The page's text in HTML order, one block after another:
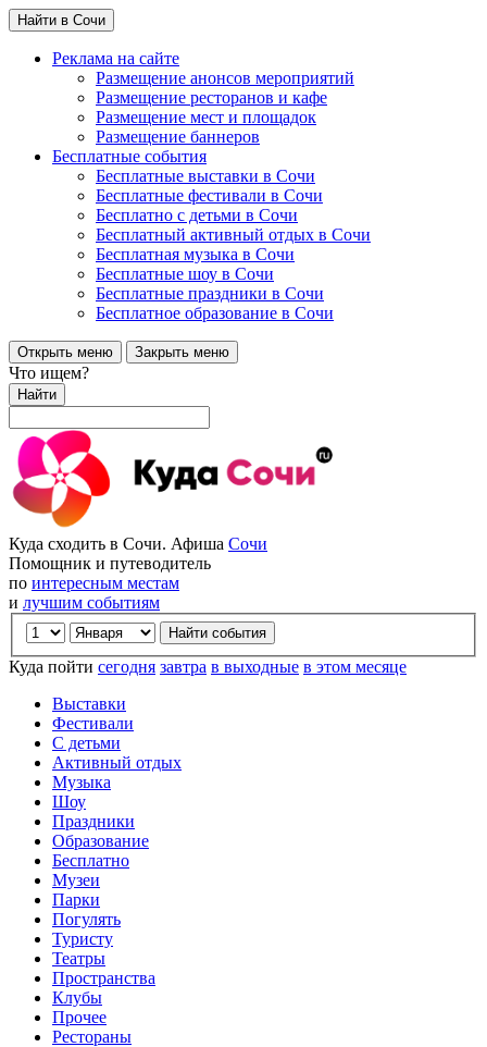
Найти в Сочи
Реклама на сайте
Размещение анонсов мероприятий
Размещение ресторанов и кафе
Размещение мест и площадок
Размещение баннеров
Бесплатные события
Бесплатные выставки в Сочи
Бесплатные фестивали в Сочи
Бесплатно с детьми в Сочи
Бесплатный активный отдых в Сочи
Бесплатная музыка в Сочи
Бесплатные шоу в Сочи
Бесплатные праздники в Сочи
Бесплатное образование в Сочи
Открыть меню Закрыть меню
Что ищем?
Найти
Куда сходить в Сочи. Афиша Сочи
Помощник и путеводитель
по интересным местам
и лучшим событиям
Куда пойти сегодня завтра в выходные в этом месяце
Выставки
Фестивали
С детьми
Активный отдых
Музыка
Шоу
Праздники
Образование
Бесплатно
Музеи
Парки
Погулять
Туристу
Театры
Пространства
Клубы
Прочее
Рестораны